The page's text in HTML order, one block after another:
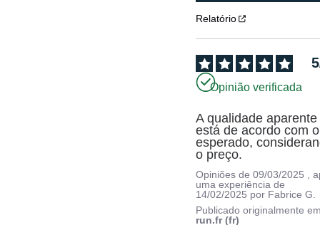
Relatório
5
Opinião verificada
A qualidade aparente
está de acordo com o
esperado,
o preço.
Opiniões de09/03/2025
,
uma experiência de
14/02/2025 por Fabrice G.
Publicado originalmente
run.fr (fr)